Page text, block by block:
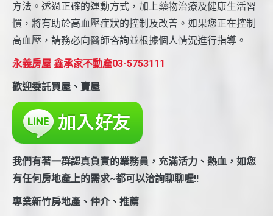
方法。透過正確的運動方式，加上藥物治療及健康生活習
慣，將有助於高血壓症狀的控制及改善。如果您正在控制
高血壓，請務必向醫師咨詢並根據個人情況進行指導。
永義房屋 鑫承家不動產03-5753111
歡迎委託買屋、賣屋
我們有著一群認真負責的業務員，充滿活力、熱血，如您
有任何房地產上的需求~都可以洽詢聊聊喔!!
專業新竹房地產、仲介、推薦